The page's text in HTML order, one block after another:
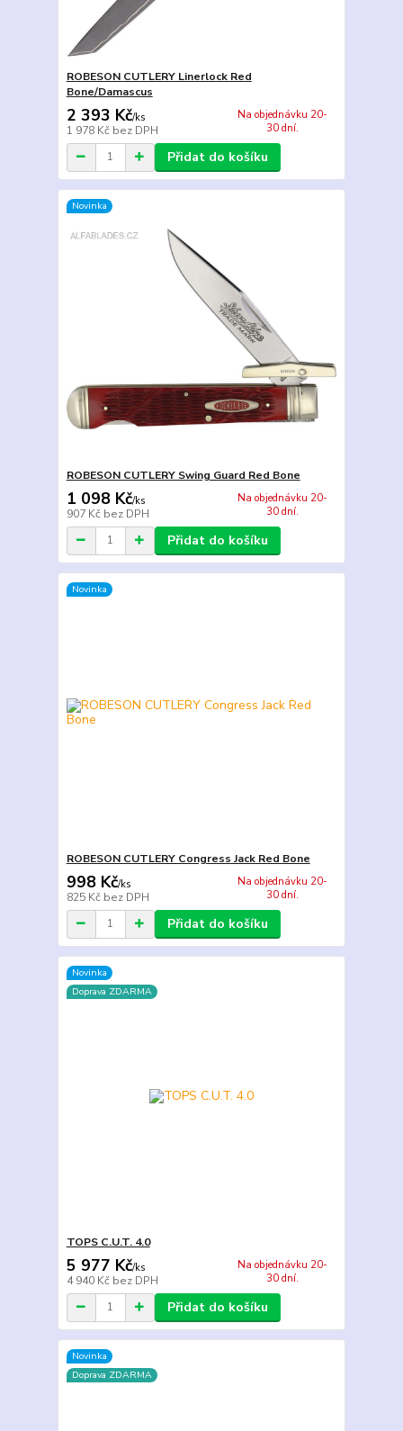
ROBESON CUTLERY Linerlock Red
Bone/Damascus
2 393 Kč/ks
1 978 Kč bez DPH
Na objednávku 20-
30 dní.
Přidat do košíku
Novinka
ROBESON CUTLERY Swing Guard Red Bone
1 098 Kč/ks
907 Kč bez DPH
Na objednávku 20-
30 dní.
Přidat do košíku
Novinka
ROBESON CUTLERY Congress Jack Red Bone
998 Kč/ks
825 Kč bez DPH
Na objednávku 20-
30 dní.
Přidat do košíku
Novinka
Doprava ZDARMA
TOPS C.U.T. 4.0
5 977 Kč/ks
4 940 Kč bez DPH
Na objednávku 20-
30 dní.
Přidat do košíku
Novinka
Doprava ZDARMA